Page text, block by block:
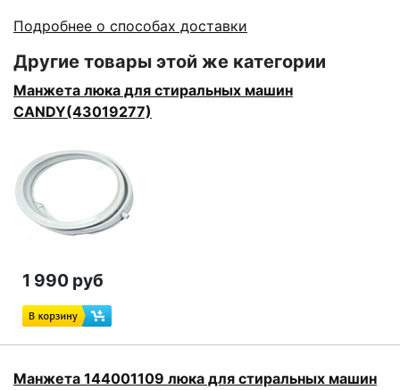
Подробнее о способах доставки
Другие товары этой же категории
Манжета люка для стиральных машин
CANDY(43019277)
1 990 руб
Манжета 144001109 люка для стиральных машин